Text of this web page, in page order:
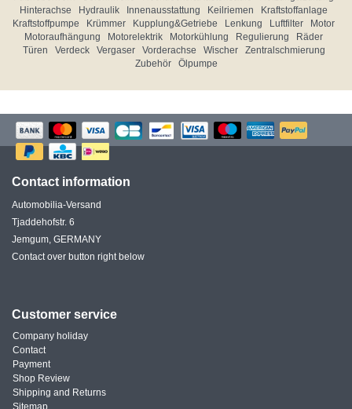
Hinterachse
Hydraulik Innenausstattung Keilriemen
Kraftstoffanlage
Kraftstoffpumpe
Krümmer Kupplung&Getriebe Lenkung Luftfilter
Motor
Motoraufhängung
Motorelektrik Motorkühlung Regulierung
Räder
Türen
Verdeck Vergaser Vorderachse Wischer
Zentralschmierung
Zubehör
Ölpumpe
Contact information
Automobilia-Versand
Tjaddehofstr. 6
Jemgum, GERMANY
Contact over button right below
Customer service
Company holiday
Contact
Payment
Shop Review
Shipping and Returns
Sitemap